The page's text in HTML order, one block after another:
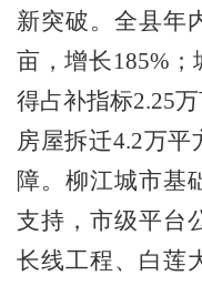
新突破。全县年
亩，增长 185%
得占补指标2.25
房屋拆迁4.2万平
障。柳江城市基
支持，市级平台
长线工程、白莲